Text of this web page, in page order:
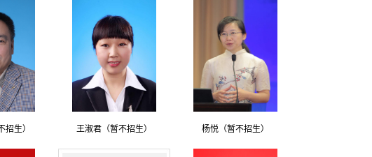
招生） 王淑君（暂不招生） 杨悦（暂不招生）